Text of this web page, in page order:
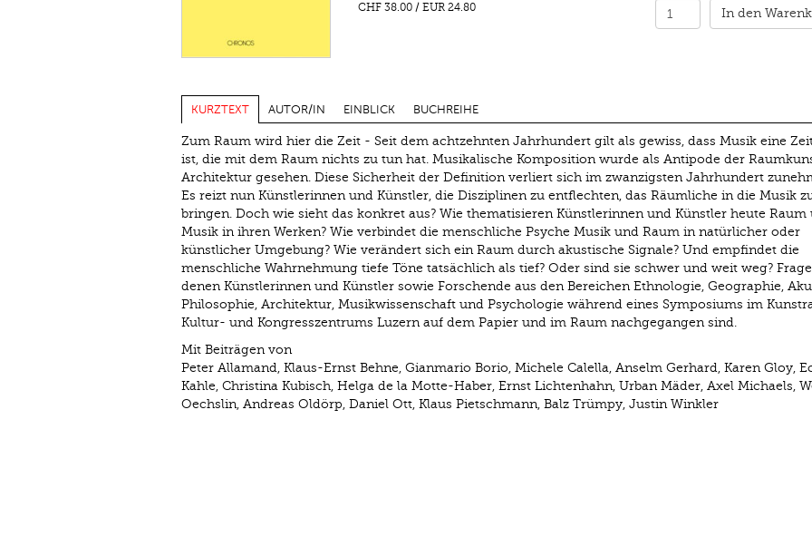
CHF 38.00/ EUR 24.80 In den
KURZTEXT AUTOR/IN EINBLICK BUCHREIHE
Zum Raum wird hier die Zeit - Seit dem achtzehnten Jahrhundert gilt als gewiss, dass Musik eine
ist, die mit dem Raum nichts zu tun hat. Musikalische Komposition wurde als Antipode der
Architektur gesehen. Diese Sicherheit der Definition verliert sich im zwanzigsten Jahrhundert
Es reizt nun Künstlerinnen und Künstler, die Disziplinen zu entflechten, das Räumliche in die Musik
bringen. Doch wie sieht das konkret aus? Wie thematisieren Künstlerinnen und Künstler heute Raum
Musik in ihren Werken? Wie verbindet die menschliche Psyche Musik und Raum in natürlicher oder
künstlicher Umgebung? Wie verändert sich ein Raum durch akustische Signale? Und empfindet die
menschliche Wahrnehmung tiefe Töne tatsächlich als tief? Oder sind sie schwer und weit weg?
denen Künstlerinnen und Künstler sowie Forschende aus den Bereichen Ethnologie, Geographie,
Philosophie, Architektur, Musikwissenschaft und Psychologie während eines Symposiums im
Kultur- und Kongresszentrums Luzern auf dem Papier und im Raum nachgegangen sind.
Mit Beiträgen von
Peter Allamand, Klaus-Ernst Behne, Gianmario Borio, Michele Calella, Anselm Gerhard, Karen Gloy,
Kahle, Christina Kubisch, Helga de la Motte-Haber, Ernst Lichtenhahn, Urban Mäder, Axel Michaels,
Oechslin, Andreas Oldörp, Daniel Ott, Klaus Pietschmann, Balz Trümpy, Justin Winkler